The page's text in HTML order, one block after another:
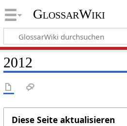
GlossarWiki
2012
Diese Seite aktualisieren